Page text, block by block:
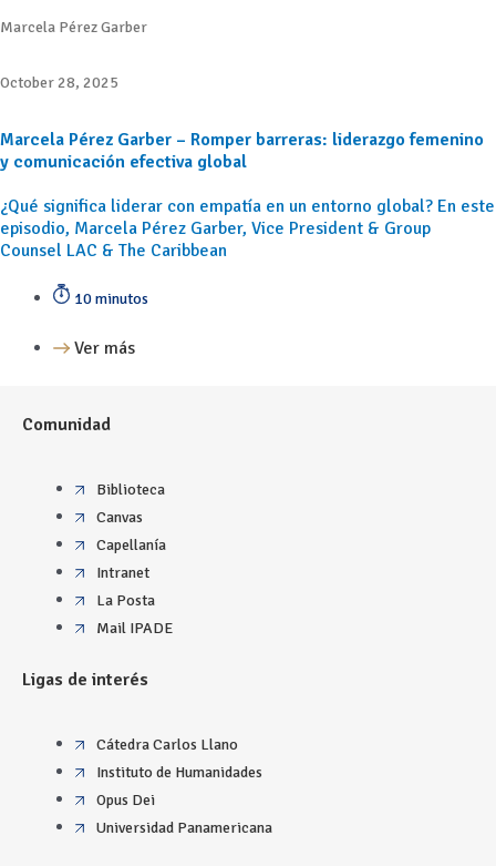
Marcela Pérez Garber
October 28, 2025
Marcela Pérez Garber – Romper barreras: liderazgo femenino
y comunicación efectiva global
¿Qué significa liderar con empatía en un entorno global? En este
episodio, Marcela Pérez Garber, Vice President & Group
Counsel LAC & The Caribbean
10 minutos
Ver más
Comunidad
Biblioteca
Canvas
Capellanía
Intranet
La Posta
Mail IPADE
Ligas de interés
Cátedra Carlos Llano
Instituto de Humanidades
Opus Dei
Universidad Panamericana